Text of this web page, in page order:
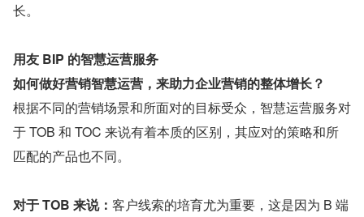
长。
用友 BIP 的智慧运营服务
如何做好营销智慧运营，来助力企业营销的整体增长？
根据不同的营销场景和所面对的目标受众，智慧运营服务对
于 TOB 和 TOC 来说有着本质的区别，其应对的策略和所
匹配的产品也不同。
对于 TOB 来说： 客户线索的培育尤为重要，这是因为 B 端